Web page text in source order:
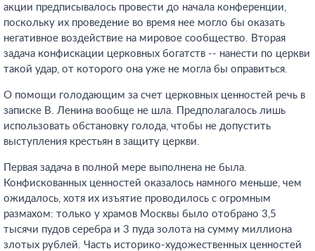
акции предписывалось провести до начала конференции,
поскольку их проведение во время нее могло бы оказать
негативное воздействие на мировое сообщество. Вторая
задача конфискации церковных богатств -- нанести по церкви
такой удар, от которого она уже не могла бы оправиться.
О помощи голодающим за счет церковных ценностей речь в
записке В. Ленина вообще не шла. Предполагалось лишь
использовать обстановку голода, чтобы не допустить
выступления крестьян в защиту церкви.
Первая задача в полной мере выполнена не была.
Конфискованных ценностей оказалось намного меньше, чем
ожидалось, хотя их изъятие проводилось с огромным
размахом: только у храмов Москвы было отобрано 3,5
тысячи пудов серебра и 3 пуда золота на сумму миллиона
злотых рублей. Часть историко-художественных ценностей